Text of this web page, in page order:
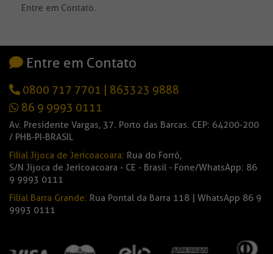
Entre em Contato.
Entre em Contato
0800 717 7701
863323 9888
86 9 9993 0111
Av. Presidente Vargas, 37. Porto das Barcas. CEP: 64200-200
/ PHB-PI-BRASIL
Filial Jijoca de Jericoacoara: Rua do Forró,
S/N Jijoca de Jericoacoara - CE - Brasil - Fone/WhatsApp: 86
9 9993 0111
Filial Barra Grande: Rua Pontal da Barra 118 | WhatsApp 86 9
9993 0111